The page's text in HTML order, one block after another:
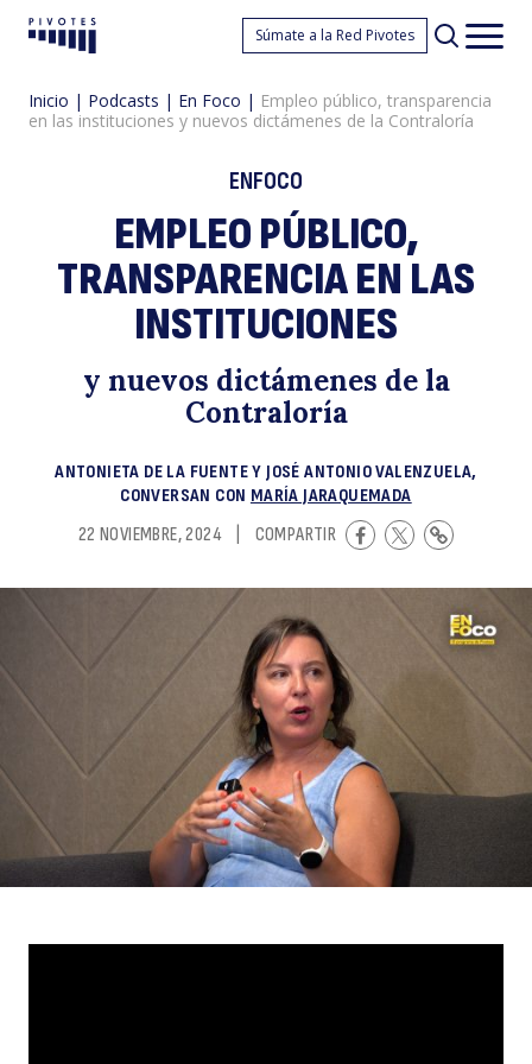
Pivotes Súmate a la Red Pivotes
Inicio | Podcasts | En Foco | Empleo público, transparencia
en las instituciones y nuevos dictámenes de la Contraloría
ENFOCO
EMPLEO PÚBLICO,
TRANSPARENCIA EN LAS
INSTITUCIONES
y nuevos dictámenes de la
Contraloría
ANTONIETA DE LA FUENTE Y JOSÉ ANTONIO VALENZUELA,
CONVERSAN CON MARÍA JARAQUEMADA
22 NOVIEMBRE, 2024
COMPARTIR